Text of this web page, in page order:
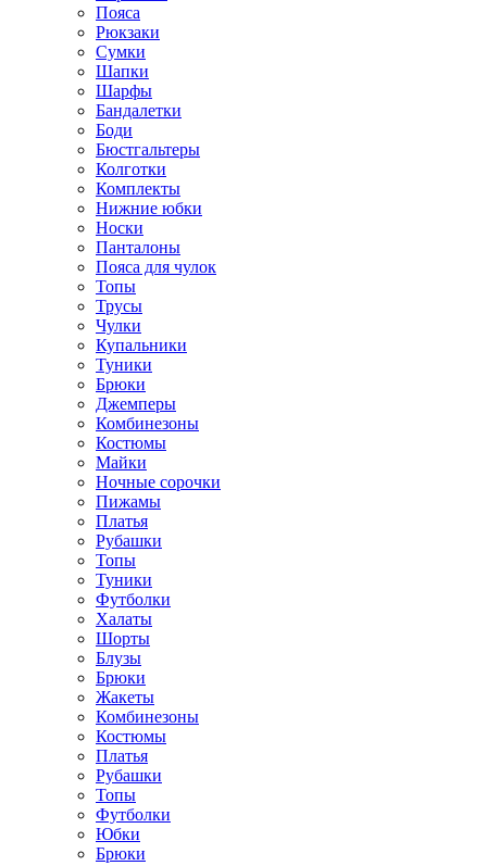
Пояса
Рюкзаки
Сумки
Шапки
Шарфы
Бандалетки
Боди
Бюстгальтеры
Колготки
Комплекты
Нижние юбки
Носки
Панталоны
Поясa для чулок
Топы
Трусы
Чулки
Купальники
Туники
Брюки
Джемперы
Комбинезоны
Костюмы
Майки
Ночные сорочки
Пижамы
Платья
Рубашки
Топы
Туники
Футболки
Халаты
Шорты
Блузы
Брюки
Жакеты
Комбинезоны
Костюмы
Платья
Рубашки
Топы
Футболки
Юбки
Брюки